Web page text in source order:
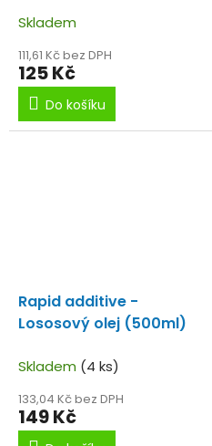
Skladem
111,61 Kč bez DPH
125 Kč
Do košíku
Rapid additive -
Lososový olej (500ml)
Skladem (4 ks)
133,04 Kč bez DPH
149 Kč